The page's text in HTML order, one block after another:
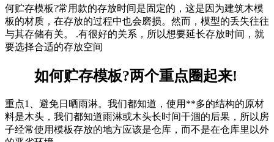
何贮存模板?常用款的存放时间是固定的，这是因为建筑木模
板的材质，在存放的过程中也会磨损。然而，模型的丢失往往
与其存储有关。 .有很好的关系，所以想要延长存放时间，就
要选择合适的存放空间
如何贮存模板?两个重点圈起来!
重点1、避免日晒雨淋。我们都知道，使用**多的结构的原材
料是木头，我们都知道雨淋或木头长时间干涸的后果，所以房
子经常使用模板存放的地方应该是仓库，而不是在仓库里以外